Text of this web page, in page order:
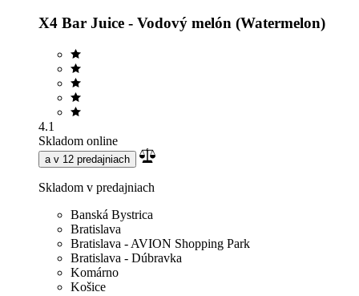
X4 Bar Juice - Vodový melón (Watermelon)
4.1
Skladom online
a v 12 predajniach
Skladom v predajniach
Banská Bystrica
Bratislava
Bratislava - AVION Shopping Park
Bratislava - Dúbravka
Komárno
Košice